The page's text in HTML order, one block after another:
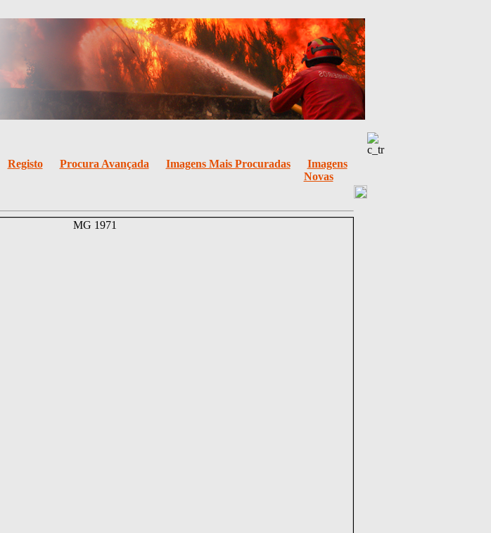
Registo Procura Avançada Imagens Mais Procuradas
Imagens
Novas